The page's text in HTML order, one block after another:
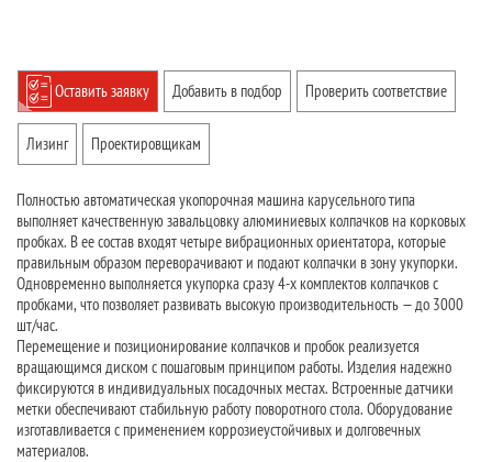
Оставить заявку Добавить в подбор Проверить соответствие
Лизинг Проектировщикам
Полностью автоматическая укопорочная машина карусельного типа
выполняет качественную завальцовку алюминиевых колпачков на корковых
пробках. В ее состав входят четыре вибрационных ориентатора, которые
правильным образом переворачивают и подают колпачки в зону укупорки.
Одновременно выполняется укупорка сразу 4-х комплектов колпачков с
пробками, что позволяет развивать высокую производительность — до 3000
шт/час.
Перемещение и позиционирование колпачков и пробок реализуется
вращающимся диском с пошаговым принципом работы. Изделия надежно
фиксируются в индивидуальных посадочных местах. Встроенные датчики
метки обеспечивают стабильную работу поворотного стола. Оборудование
изготавливается с применением коррозиеустойчивых и долговечных
материалов.